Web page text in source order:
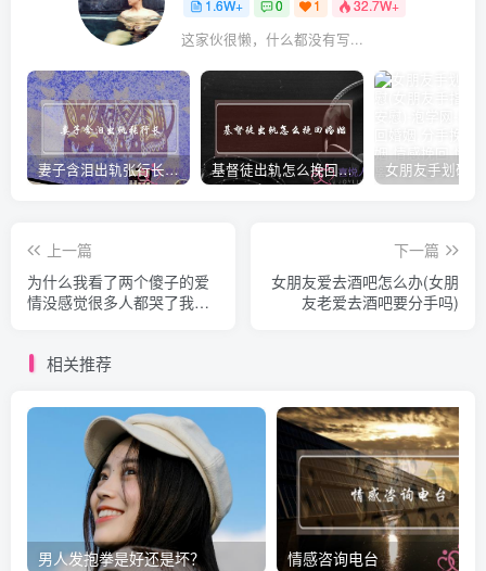
1.6W+ 0 1 32.7W+
这家伙很懒，什么都没有写...
妻子含泪出轨张行长 她说全都是因为家中 基督徒出轨怎么挽回婚姻(基督徒面对出轨婚姻)
上一篇
为什么我看了两个傻子的爱
情没感觉很多人都哭了我想
下一篇
女朋友爱去酒吧怎么办(女朋
友老爱去酒吧要分手吗)
相关推荐
男人发抱拳是好还是坏？ 情感咨询电台